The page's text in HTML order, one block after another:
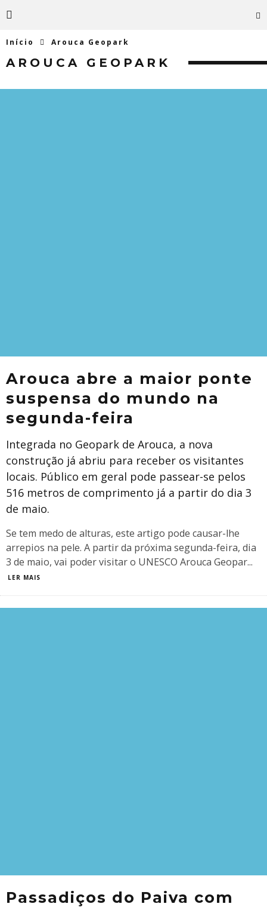
Início Arouca Geopark
AROUCA GEOPARK
Arouca abre a maior ponte
suspensa do mundo na
segunda-feira
Integrada no Geopark de Arouca, a nova
construção já abriu para receber os visitantes
locais. Público em geral pode passear-se pelos
516 metros de comprimento já a partir do dia 3
de maio.
Se tem medo de alturas, este artigo pode causar-lhe
arrepios na pele. A partir da próxima segunda-feira, dia
3 de maio, vai poder visitar o UNESCO Arouca Geopar...
LER MAIS
Passadiços do Paiva com